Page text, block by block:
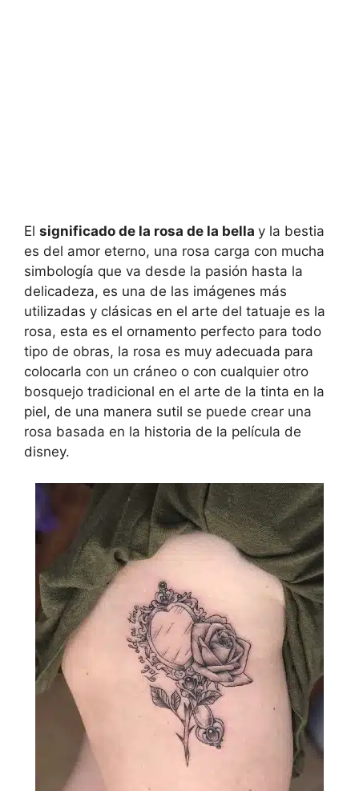
El significado de la rosa de la bella y la bestia
es del amor eterno, una rosa carga con mucha
simbología que va desde la pasión hasta la
delicadeza, es una de las imágenes más
utilizadas y clásicas en el arte del tatuaje es la
rosa, esta es el ornamento perfecto para todo
tipo de obras, la rosa es muy adecuada para
colocarla con un cráneo o con cualquier otro
bosquejo tradicional en el arte de la tinta en la
piel, de una manera sutil se puede crear una
rosa basada en la historia de la película de
disney.